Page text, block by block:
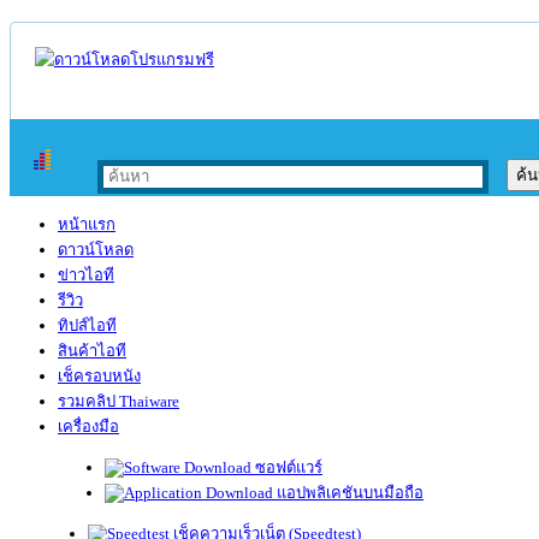
หน้าแรก
ดาวน์โหลด
ข่าวไอที
รีวิว
ทิปส์ไอที
สินค้าไอที
เช็ครอบหนัง
รวมคลิป Thaiware
เครื่องมือ
ซอฟต์แวร์
แอปพลิเคชันบนมือถือ
เช็คความเร็วเน็ต (Speedtest)